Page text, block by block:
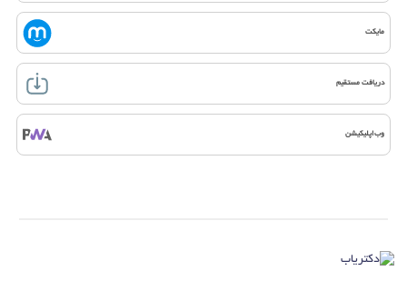
مایکت
دریافت مستقیم
وب‌اپلیکیشن